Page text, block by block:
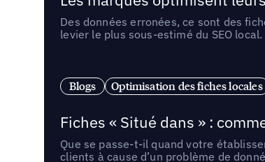
Des données erronées, ce sont des
levier le plus sous-estimé du SEO local.
Blogs Optimisation des fiches locales
Fiches « Situé dans » :
Que se passe-t-il quand votre
clients à cause d’un problème de